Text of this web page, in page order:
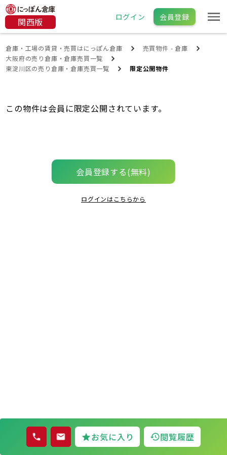
関西版 ログイン 会員登録
倉庫・工場の賃貸・売買はにっぽん倉庫
売買物件 - 倉庫
大阪府の売り倉庫・倉庫売買一覧
東淀川区の売り倉庫・倉庫売買一覧
限定公開物件
お気に入り 閲覧履歴
この物件は会員に限定公開されています。
会員登録する(無料)
ログインはこちらから